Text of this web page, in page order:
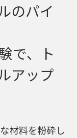
ラボ機、
周辺機器
のパイ
で、ト
アップ
材料を粉砕し